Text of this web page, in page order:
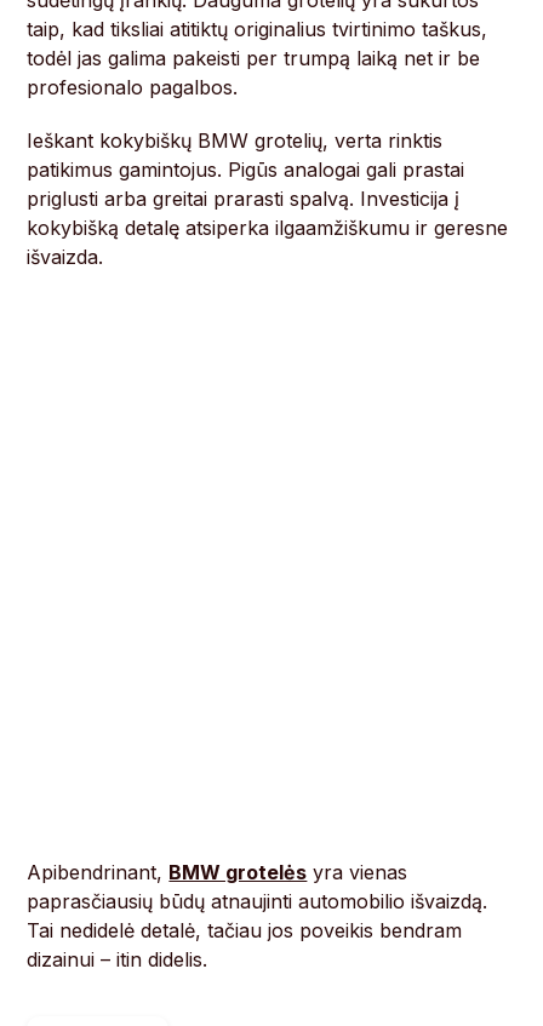
taip, kad tiksliai atitiktų originalius tvirtinimo taškus,
todėl jas galima pakeisti per trumpą laiką net ir be
profesionalo pagalbos.
Ieškant kokybiškų BMW grotelių, verta rinktis
patikimus gamintojus. Pigūs analogai gali prastai
priglusti arba greitai prarasti spalvą. Investicija į
kokybišką detalę atsiperka ilgaamžiškumu ir geresne
išvaizda.
Apibendrinant, BMW grotelės yra vienas
paprasčiausių būdų atnaujinti automobilio išvaizdą.
Tai nedidelė detalė, tačiau jos poveikis bendram
dizainui – itin didelis.